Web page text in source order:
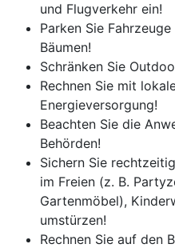
und Flugverkehr ein!
Parken Sie
Bäumen!
Schränken Sie
Rechnen Sie mit
Energieversorgung!
Beachten Sie die
Behörden!
Sichern Sie
im Freien (z. B.
Gartenmöbel),
umstürzen!
Rechnen Sie auf den